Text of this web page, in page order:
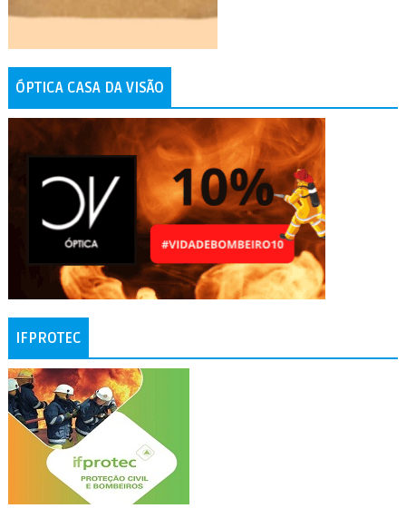
ÓPTICA CASA DA VISÃO
IFPROTEC